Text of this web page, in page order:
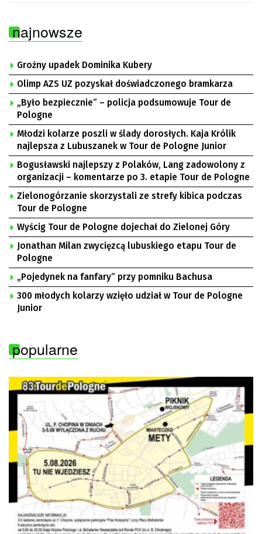
najnowsze
Groźny upadek Dominika Kubery
Olimp AZS UZ pozyskał doświadczonego bramkarza
„Było bezpiecznie” – policja podsumowuje Tour de
Pologne
Młodzi kolarze poszli w ślady dorosłych. Kaja Królik
najlepsza z Lubuszanek w Tour de Pologne Junior
Bogusławski najlepszy z Polaków, Lang zadowolony z
organizacji – komentarze po 3. etapie Tour de Pologne
Zielonogórzanie skorzystali ze strefy kibica podczas
Tour de Pologne
Wyścig Tour de Pologne dojechał do Zielonej Góry
Jonathan Milan zwycięzcą lubuskiego etapu Tour de
Pologne
„Pojedynek na fanfary” przy pomniku Bachusa
300 młodych kolarzy wzięło udział w Tour de Pologne
Junior
popularne